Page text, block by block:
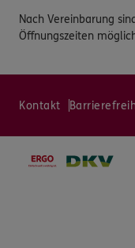
Nach Vereinbarung
Öffnungszeiten
Kontakt